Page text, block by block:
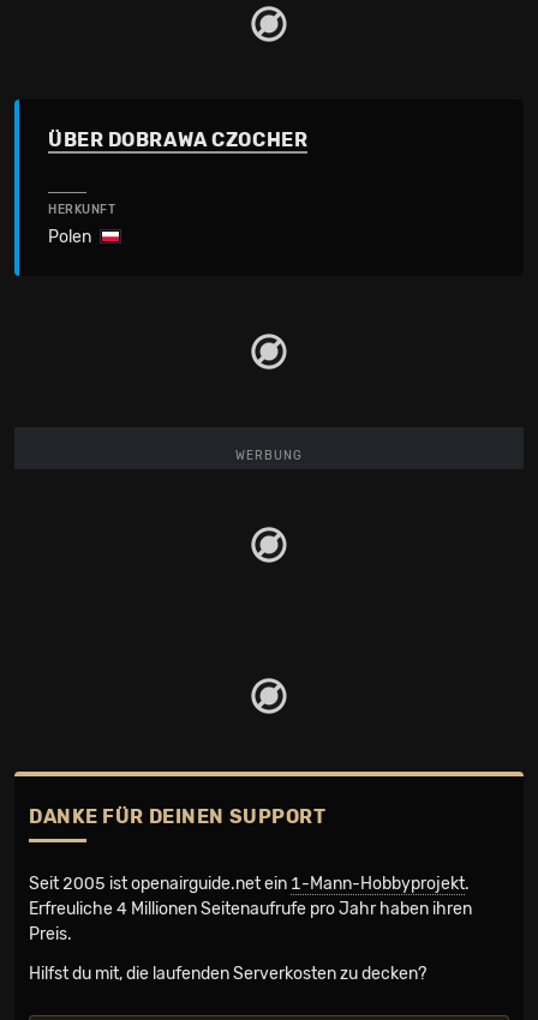
ÜBER DOBRAWA CZOCHER
HERKUNFT
Polen
WERBUNG
DANKE FÜR DEINEN SUPPORT
Seit 2005 ist openairguide.net ein 1-Mann-Hobbyprojekt.
Erfreuliche 4 Millionen Seiten­aufrufe pro Jahr haben ihren
Preis.
Hilfst du mit, die laufenden Serverkosten zu decken?